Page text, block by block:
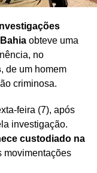
obteve uma
no
, de um homem
criminosa.
feira (7), após
investigação.
custodiado na
movimentações